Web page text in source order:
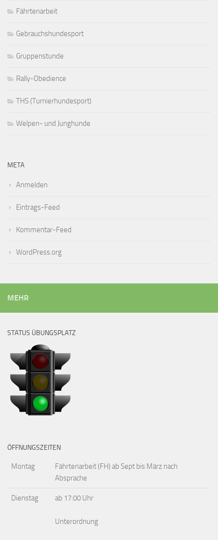
Fährtenarbeit
Gebrauchshundesport
Gruppenstunde
Rally-Obedience
THS (Turnierhundesport)
Welpen- und Junghunde
META
Anmelden
Eintrags-Feed
Kommentar-Feed
WordPress.org
MEHR
STATUS ÜBUNGSPLATZ
ÖFFNUNGSZEITEN
Montag
Fährtenarbeit (FH) ab Sept bis März nach
Absprache
Dienstag ab 17:00 Uhr
Unterordnung